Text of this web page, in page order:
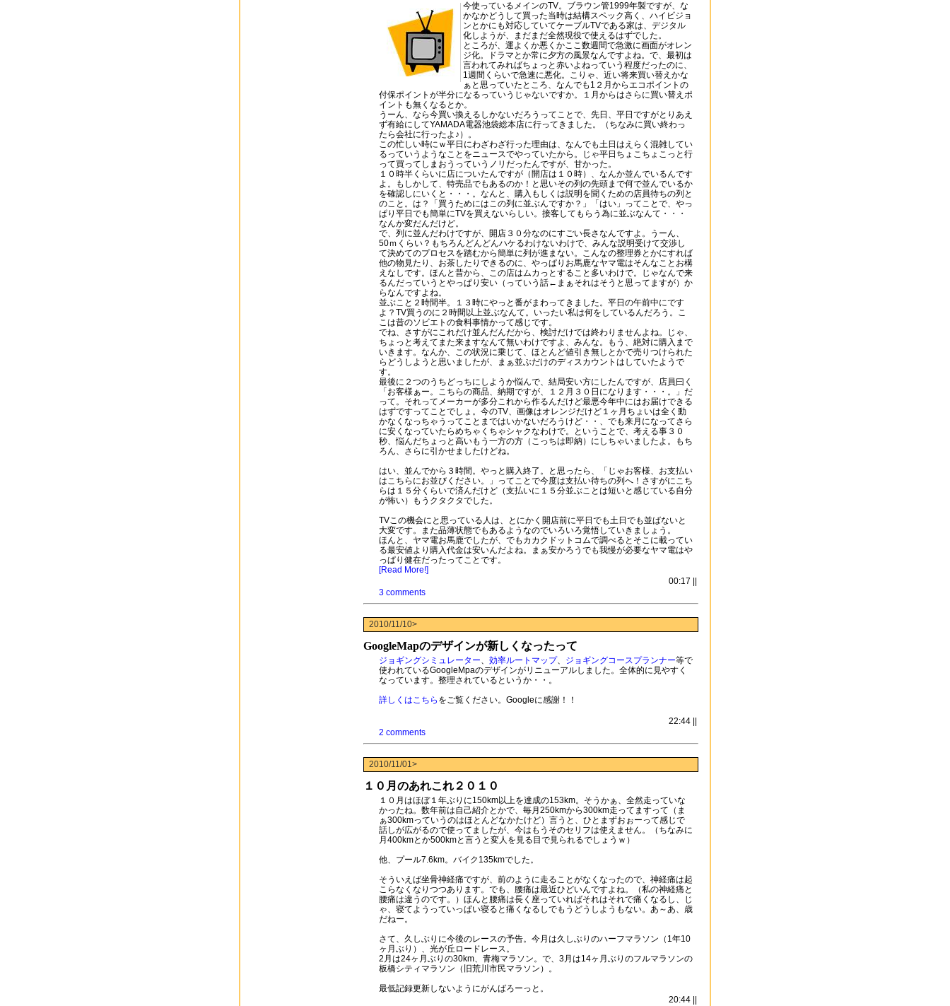
今使っているメインのTV。ブラウン管1999年製ですが、な
かなかどうして買った当時は結構スペック高く、ハイビジョ
ンとかにも対応していてケーブルTVである家は、デジタル
化しようが、まだまだ全然現役で使えるはずでした。
ところが、運よくか悪くかここ数週間で急激に画面がオレン
ジ化。ドラマとか常に夕方の風景なんですよね。で、最初は
言われてみればちょっと赤いよねっていう程度だったのに、
1週間くらいで急速に悪化。こりゃ、近い将来買い替えかな
ぁと思っていたところ、なんでも1２月からエコポイントの
付保ポイントが半分になるっていうじゃないですか。１月からはさらに買い替えポ
イントも無くなるとか。
うーん、なら今買い換えるしかないだろうってことで、先日、平日ですがとりあえ
ず有給にしてYAMADA電器池袋総本店に行ってきました。（ちなみに買い終わっ
たら会社に行ったよ♪）。
この忙しい時にｗ平日にわざわざ行った理由は、なんでも土日はえらく混雑してい
るっていうようなことをニュースでやっていたから。じゃ平日ちょこちょこっと行
って買ってしまおうっていうノリだったんですが、甘かった。
１０時半くらいに店についたんですが（開店は１０時）、なんか並んでいるんです
よ。もしかして、特売品でもあるのか！と思いその列の先頭まで何で並んでいるか
を確認しにいくと・・・。なんと、購入もしくは説明を聞くための店員待ちの列と
のこと。は？「買うためにはこの列に並ぶんですか？」「はい」ってことで、やっ
ぱり平日でも簡単にTVを買えないらしい。接客してもらう為に並ぶなんて・・・
なんか変だんだけど。
で、列に並んだわけですが、開店３０分なのにすごい長さなんですよ。うーん、
50ｍくらい？もちろんどんどんハケるわけないわけで、みんな説明受けて交渉し
て決めてのプロセスを踏むから簡単に列が進まない。こんなの整理券とかにすれば
他の物見たり、お茶したりできるのに、やっぱりお馬鹿なヤマ電はそんなことお構
えなしです。ほんと昔から、この店はムカっとすること多いわけで。じゃなんで来
るんだっていうとやっぱり安い（っていう話←まぁそれはそうと思ってますが）か
らなんですよね。
並ぶこと２時間半。１３時にやっと番がまわってきました。平日の午前中にです
よ？TV買うのに２時間以上並ぶなんて。いったい私は何をしているんだろう。こ
こは昔のソビエトの食料事情かって感じです。
でね、さすがにこれだけ並んだんだから、検討だけでは終わりませんよね。じゃ、
ちょっと考えてまた来ますなんて無いわけですよ、みんな。もう、絶対に購入まで
いきます。なんか、この状況に乗じて、ほとんど値引き無しとかで売りつけられた
らどうしようと思いましたが、まぁ並ぶだけのディスカウントはしていたようで
す。
最後に２つのうちどっちにしようか悩んで、結局安い方にしたんですが、店員曰く
「お客様ぁー。こちらの商品、納期ですが、１２月３０日になります・・・。」だ
って。それってメーカーが多分これから作るんだけど最悪今年中にはお届けできる
はずですってことでしょ。今のTV、画像はオレンジだけど１ヶ月ちょいは全く動
かなくなっちゃうってことまではいかないだろうけど・・、でも来月になってさら
に安くなっていたらめちゃくちゃシャクなわけで。ということで、考える事３０
秒、悩んだちょっと高いもう一方の方（こっちは即納）にしちゃいましたよ。もち
ろん、さらに引かせましたけどね。
はい、並んでから３時間。やっと購入終了。と思ったら、「じゃお客様、お支払い
はこちらにお並びください。」ってことで今度は支払い待ちの列へ！さすがにこち
らは１５分くらいで済んだけど（支払いに１５分並ぶことは短いと感じている自分
が怖い）もうクタクタでした。
TVこの機会にと思っている人は、とにかく開店前に平日でも土日でも並ばないと
大変です。また品薄状態でもあるようなのでいろいろ覚悟していきましょう。
ほんと、ヤマ電お馬鹿でしたが、でもカカクドットコムで調べるとそこに載ってい
る最安値より購入代金は安いんだよね。まぁ安かろうでも我慢が必要なヤマ電はや
っぱり健在だったってことです。
[Read More!]
00:17 ||
3 comments
2010/11/10>
GoogleMapのデザインが新しくなったって
ジョギングシミュレーター、 効率ルートマップ、 ジョギングコースプランナー等で
使われているGoogleMpaのデザインがリニューアルしました。全体的に見やすく
なっています。整理されているというか・・。
詳しくはこちら をご覧ください。Googleに感謝！！
22:44 ||
2 comments
2010/11/01>
１０月のあれこれ２０１０
１０月はほぼ１年ぶりに150km以上を達成の153km。そうかぁ、全然走っていな
かったね。数年前は自己紹介とかで、毎月250kmから300km走ってますって（ま
ぁ300kmっていうのはほとんどなかたけど）言うと、ひとまずおぉーって感じで
話しが広がるので使ってましたが、今はもうそのセリフは使えません。（ちなみに
月400kmとか500kmと言うと変人を見る目で見られるでしょうｗ）
他、プール7.6km。バイク135kmでした。
そういえば坐骨神経痛ですが、前のように走ることがなくなったので、神経痛は起
こらなくなりつつあります。でも、腰痛は最近ひどいんですよね。（私の神経痛と
腰痛は違うのです。）ほんと腰痛は長く座っていればそれはそれで痛くなるし、じ
ゃ、寝てようっていっぱい寝ると痛くなるしでもうどうしようもない。あ～あ、歳
だねー。
さて、久しぶりに今後のレースの予告。今月は久しぶりのハーフマラソン（1年10
ヶ月ぶり）、光が丘ロードレース。
2月は24ヶ月ぶりの30km、青梅マラソン。で、3月は14ヶ月ぶりのフルマラソンの
板橋シティマラソン（旧荒川市民マラソン）。
最低記録更新しないようにがんばろーっと。
20:44 ||